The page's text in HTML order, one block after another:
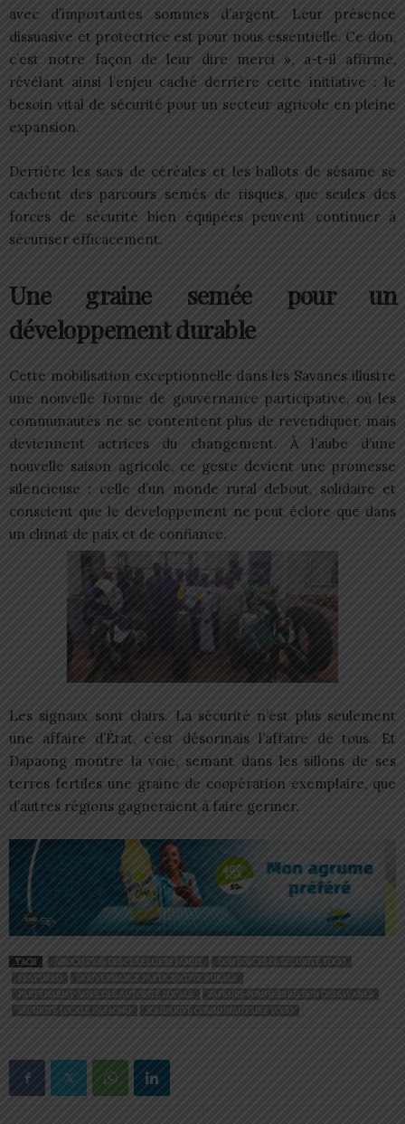
avec d’importantes sommes d’argent. Leur présence
dissuasive et protectrice est pour nous essentielle. Ce don,
c’est notre façon de leur dire merci », a-t-il affirmé,
révélant ainsi l’enjeu caché derrière cette initiative : le
besoin vital de sécurité pour un secteur agricole en pleine
expansion.
Derrière les sacs de céréales et les ballots de sésame se
cachent des parcours semés de risques, que seules des
forces de sécurité bien équipées peuvent continuer à
sécuriser efficacement.
Une graine semée pour un
développement durable
Cette mobilisation exceptionnelle dans les Savanes illustre
une nouvelle forme de gouvernance participative, où les
communautés ne se contentent plus de revendiquer, mais
deviennent actrices du changement. À l’aube d’une
nouvelle saison agricole, ce geste devient une promesse
silencieuse : celle d’un monde rural debout, solidaire et
conscient que le développement ne peut éclore que dans
un climat de paix et de confiance.
Les signaux sont clairs. La sécurité n’est plus seulement
une affaire d’État, c’est désormais l’affaire de tous. Et
Dapaong montre la voie, semant dans les sillons de ses
terres fertiles une graine de coopération exemplaire, que
d’autres régions gagneraient à faire germer.
TAGS ASSOCIATION DES CÉRÉALIERS FAMILY
DON FORCES DE SÉCURITÉ TOGO
FEATURED
GOUVERNANCE PARTICIPATIVE RURALE
PARTENARIAT AGRICOLE AUTORITÉ LOCALE
SAPEURS-POMPIERS RÉGION DES SAVANES
SÉCURITÉ LOCALE DAPAONG
SOLIDARITÉ COMMUNAUTAIRE TOGO